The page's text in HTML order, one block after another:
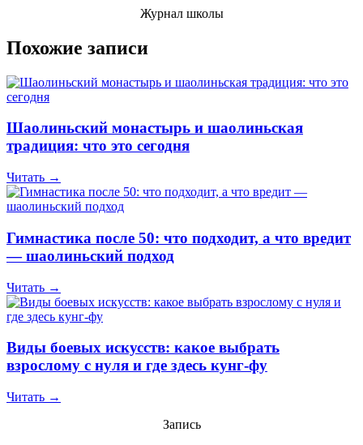
Журнал школы
Похожие записи
Шаолиньский монастырь и шаолиньская
традиция: что это сегодня
Читать →
Гимнастика после 50: что подходит, а что вредит
— шаолиньский подход
Читать →
Виды боевых искусств: какое выбрать
взрослому с нуля и где здесь кунг-фу
Читать →
Запись